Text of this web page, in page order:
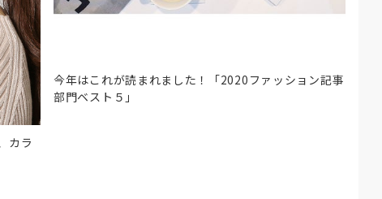
カラ
今年はこれが読まれました！「2020ファッション記事
部門ベスト５」